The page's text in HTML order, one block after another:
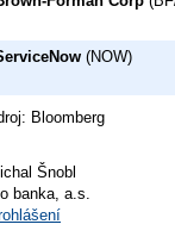
(NOW)
Bloomberg
Šnobl
banka, a.s.